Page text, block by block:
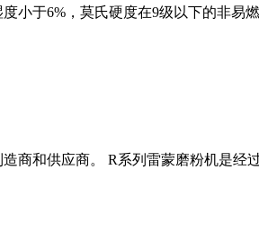
于6%，莫氏硬度在9级以下的非易
商和供应商。 R系列雷蒙磨粉机是经